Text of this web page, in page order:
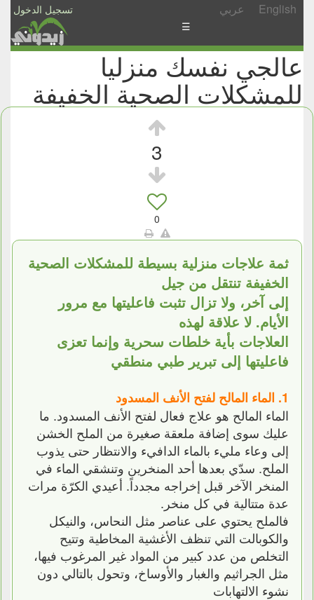
تسجيل الدخول عربي English
الأخبار
الأسئلة
والمشاركات
☰
عالجي نفسك منزليا
للمشكلات الصحية الخفيفة
3
0
ثمة علاجات منزلية بسيطة للمشكلات الصحية
الخفيفة تنتقل من جيل
إلى آخر، ولا تزال تثبت فاعليتها مع مرور
الأيام. لا علاقة لهذه
العلاجات بأية خلطات سحرية وإنما تعزى
فاعليتها إلى تبرير طبي منطقي
1. الماء المالح لفتح الأنف المسدود
الماء المالح هو علاج فعال لفتح الأنف المسدود. ما
عليك سوى إضافة ملعقة صغيرة من الملح الخشن
إلى وعاء مليء بالماء الدافيء والانتظار حتى يذوب
الملح. سدّي بعدها أحد المنخرين وتنشقي الماء في
المنخر الآخر قبل إخراجه مجدداً. أعيدي الكرّة مرات
عدة متتالية في كل منخر.
فالملح يحتوي على عناصر مثل النحاس، والنيكل
والكوبالت التي تنظف الأغشية المخاطية وتتيح
التخلص من عدد كبير من المواد غير المرغوب فيها،
مثل الجراثيم والغبار والأوساخ، وتحول بالتالي دون
نشوء الالتهابات